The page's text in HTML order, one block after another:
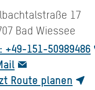
17
Bad Wiessee
+49-151-50989486
Route planen